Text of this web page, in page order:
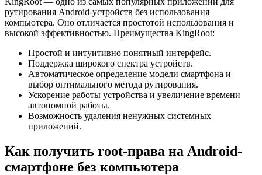
рутирования Android-устройств без использования
компьютера. Оно отличается простотой использования и
высокой эффективностью. Преимущества KingRoot:
Простой и интуитивно понятный интерфейс.
Поддержка широкого спектра устройств.
Автоматическое определение модели смартфона и
выбор оптимального метода рутирования.
Ускорение работы устройства и увеличение времени
автономной работы.
Возможность удаления ненужных системных
приложений.
Как получить root-права на Android-
смартфоне без компьютера